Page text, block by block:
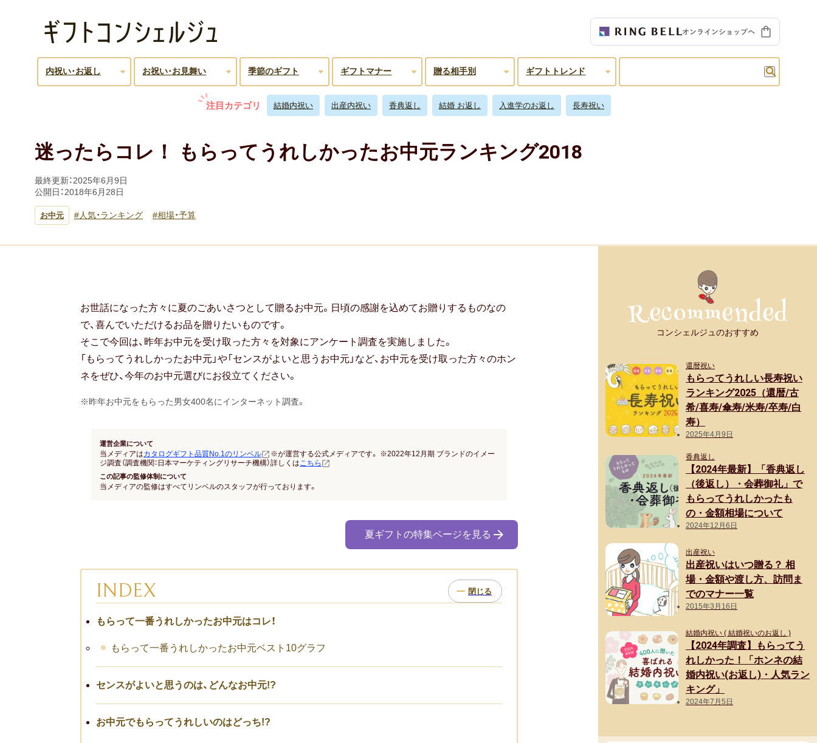
内祝い･お返し お祝い･お見舞い 季節のギフト ギフトマナー 贈る相手別 ギフトトレンド
注目カテゴリ 結婚内祝い 出産内祝い 香典返し 結婚 お返し 入進学のお返し 長寿祝い
迷ったらコレ！ もらってうれしかったお中元ランキング2018
最終更新：2025年6月9日
公開日：2018年6月28日
お中元 人気・ランキング 相場・予算
お世話になった方々に夏のごあいさつとして贈るお中元。日頃の感謝を込めてお贈りするものなの
で、喜んでいただけるお品を贈りたいものです。
そこで今回は、昨年お中元を受け取った方々を対象にアンケート調査を実施しました。
「もらってうれしかったお中元」や「センスがよいと思うお中元」など、お中元を受け取った方々のホン
ネをぜひ、今年のお中元選びにお役立てください。
※昨年お中元をもらった男女400名にインターネット調査。
運営企業について
当メディアはカタログギフト品質No.1のリンベル
※が運営する公式メディアです。 ※2022年12月期 ブランドのイメー
ジ調査（調査機関：日本マーケティングリサーチ機構）詳しくはこちら
この記事の監修体制について
当メディアの監修はすべてリンベルのスタッフが行っております。
夏ギフトの特集ページを見る
INDEX
もらって一番うれしかったお中元はコレ！
もらって一番うれしかったお中元ベスト10グラフ
センスがよいと思うのは、どんなお中元!?
お中元でもらってうれしいのはどっち!?
コンシェルジュのおすすめ
還暦祝い
もらってうれしい長寿祝い
ランキング2025（還暦/古
希/喜寿/傘寿/米寿/卒寿/白
寿）
2025年4月9日
香典返し
【2024年最新】「香典返し
（後返し）・会葬御礼」で
もらってうれしかったも
の・金額相場について
2024年12月6日
出産祝い
出産祝いはいつ贈る？ 相
場・金額や渡し方、訪問ま
でのマナー一覧
2015年3月16日
結婚内祝い ( 結婚祝いのお返し )
【2024年調査】もらってう
れしかった！「ホンネの結
婚内祝い(お返し)・人気ラン
キング」
2024年7月5日